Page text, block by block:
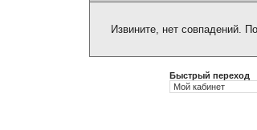
Извините, нет совпадений.
Быстрый переход